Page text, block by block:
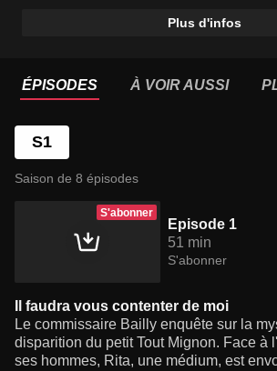
Plus d'infos
ÉPISODES À VOIR AUSSI
S1
Saison de 8 épisodes
S'abonner
Episode 1
51 min
S'abonner
Il faudra vous contenter de moi
Le commissaire Bailly enquête sur la
disparition du petit Tout Mignon. Face à
ses hommes, Rita, une médium, est